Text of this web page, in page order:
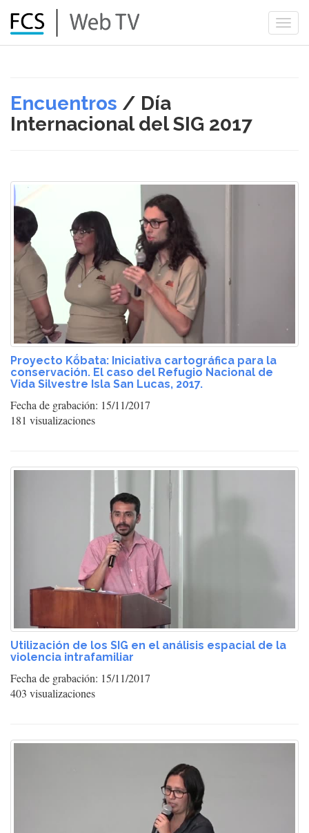
Encuentros / Día
Internacional del SIG 2017
Proyecto Kṍbata: Iniciativa cartográfica para la
conservación. El caso del Refugio Nacional de
Vida Silvestre Isla San Lucas, 2017.
Fecha de grabación: 15/11/2017
181 visualizaciones
Utilización de los SIG en el análisis espacial de la
violencia intrafamiliar
Fecha de grabación: 15/11/2017
403 visualizaciones